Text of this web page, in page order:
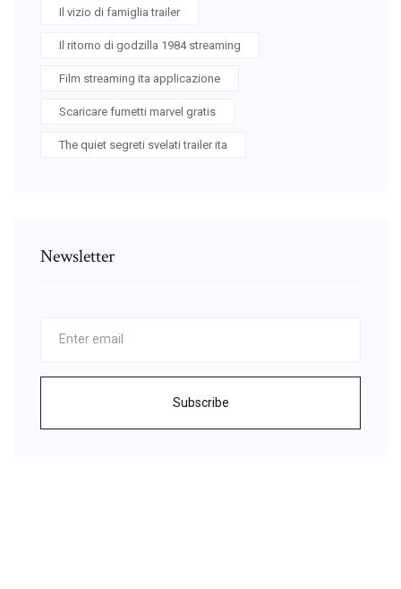
Il vizio di famiglia trailer
Il ritorno di godzilla 1984 streaming
Film streaming ita applicazione
Scaricare fumetti marvel gratis
The quiet segreti svelati trailer ita
Newsletter
Subscribe